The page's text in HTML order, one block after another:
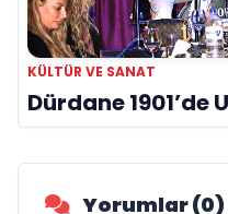
KÜLTÜR VE SANAT
Dürdane 1901’de
Yorumlar (0)